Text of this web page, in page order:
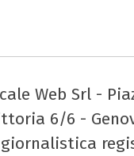
Web Srl -
6/6 -